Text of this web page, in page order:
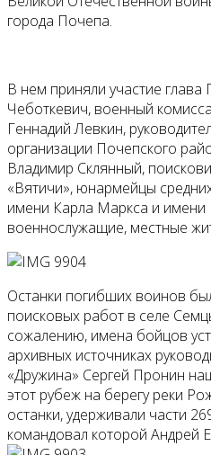
города Почепа.
В нем приняли участие
Чеботкевич, военный
Геннадий Левкин,
организации Почепского
Владимир Склянный,
«Вятичи», юнармейцы
имени Карла Маркса и имени
военнослужащие, местные
Останки погибших воинов
поисковых работ в селе
сожалению, имена бойцов
архивных источниках
«Дружина» Сергей Пронин
этот рубеж на берегу реки
останки, удерживали части
командовал которой Андрей